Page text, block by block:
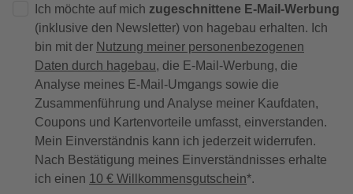
Ich möchte auf mich zugeschnittene E-Mail-Werbung
(inklusive den Newsletter) von hagebau erhalten. Ich
bin mit der Nutzung meiner personenbezogenen
Daten durch hagebau, die E-Mail-Werbung, die
Analyse meines E-Mail-Umgangs sowie die
Zusammenführung und Analyse meiner Kaufdaten,
Coupons und Kartenvorteile umfasst, einverstanden.
Mein Einverständnis kann ich jederzeit widerrufen.
Nach Bestätigung meines Einverständnisses erhalte
ich einen 10 € Willkommensgutschein*.